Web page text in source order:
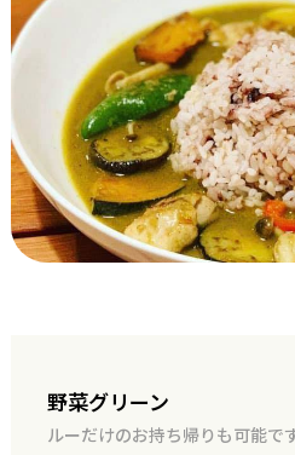
野菜グリーン
ルーだけのお持ち帰りも可能で